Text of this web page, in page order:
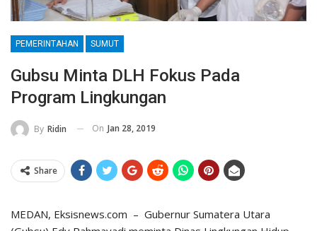
PEMERINTAHAN SUMUT
Gubsu Minta DLH Fokus Pada
Program Lingkungan
By Ridin On Jan 28, 2019
Share
MEDAN, Eksisnews.com – Gubernur Sumatera Utara